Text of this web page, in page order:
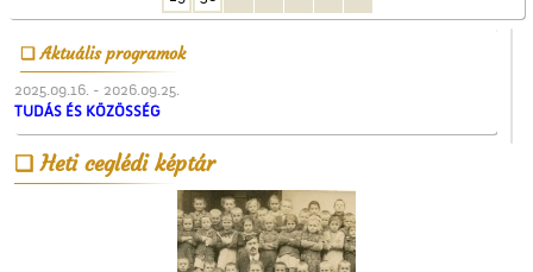
Aktuális programok
2025.09.16. - 2026.09.25.
TUDÁS ÉS KÖZÖSSÉG
Heti ceglédi képtár
A valóság Pest megyében.
1956. október 30.